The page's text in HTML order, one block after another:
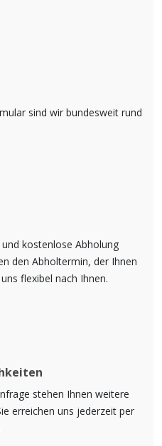
sind wir bundesweit rund
kostenlose Abholung
den Abholtermin, der Ihnen
flexibel nach Ihnen.
stehen Ihnen weitere
erreichen uns jederzeit per